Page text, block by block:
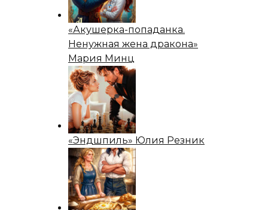
«Акушерка-попаданка.
Ненужная жена дракона»
Мария Минц
«Эндшпиль» Юлия Резник